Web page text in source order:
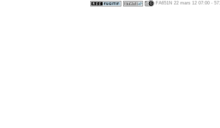
FA651N 22 mars 12 07:00 -